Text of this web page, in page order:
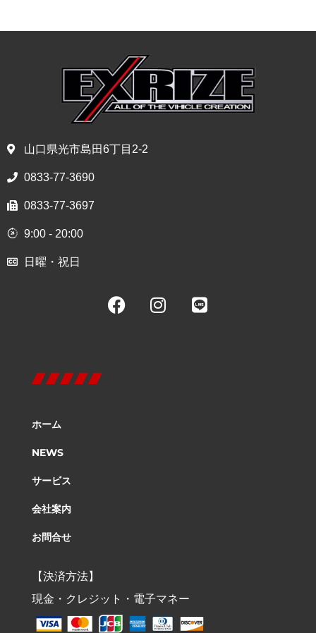
山口県光市島田6丁目2-2
0833-77-3690
0833-77-3697
9:00 - 20:00
日曜・祝日
ホーム
NEWS
サービス
会社案内
お問合せ
【決済方法】
現金・クレジット・電子マネー